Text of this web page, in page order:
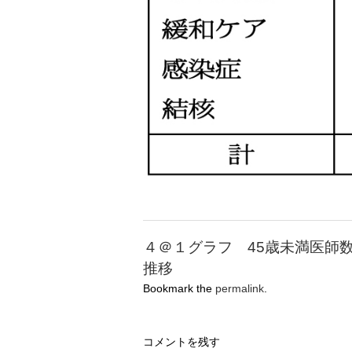
４＠１グラフ 45歳未満医師
推移
Bookmark the permalink.
コメントを残す